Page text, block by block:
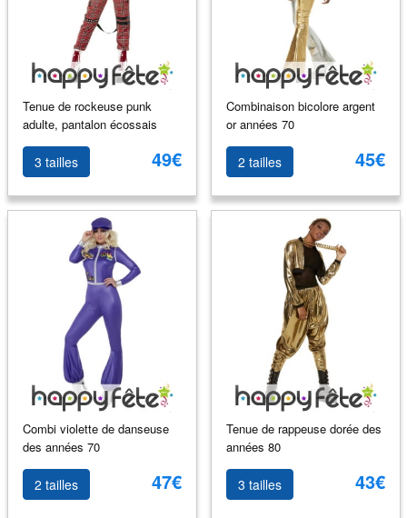
Tenue de rockeuse punk
adulte, pantalon écossais
3 tailles 49€
Combinaison bicolore argent
or années 70
2 tailles 45€
Combi violette de danseuse
des années 70
2 tailles 47€
Tenue de rappeuse dorée des
années 80
3 tailles 43€